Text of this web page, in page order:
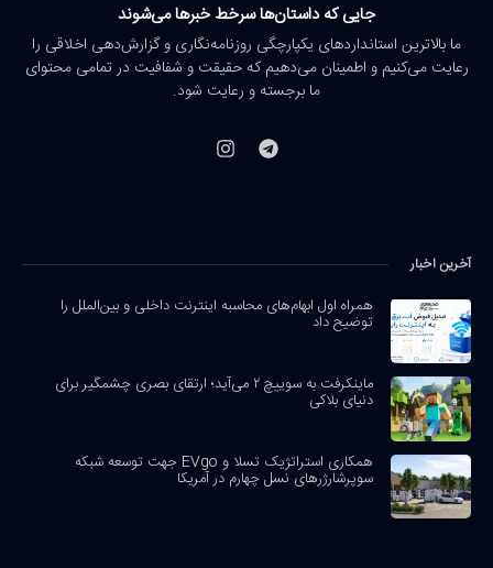
جایی که داستان‌ها سرخط خبرها می‌شوند
ما بالاترین استانداردهای یکپارچگی روزنامه‌نگاری و گزارش‌دهی اخلاقی را
رعایت می‌کنیم و اطمینان می‌دهیم که حقیقت و شفافیت در تمامی محتوای
ما برجسته و رعایت شود.
آخرین اخبار
همراه اول ابهام‌های محاسبه اینترنت داخلی و بین‌الملل را
توضیح داد
ماینکرفت به سوییچ ۲ می‌آید؛ ارتقای بصری چشمگیر برای
دنیای بلاکی
همکاری استراتژیک تسلا و EVgo جهت توسعه شبکه
سوپرشارژرهای نسل چهارم در آمریکا